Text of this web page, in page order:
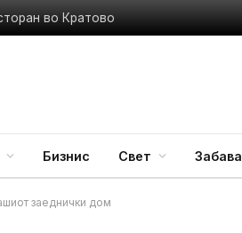
во Кратово
Бизнис Свет Забава
заеднички дом